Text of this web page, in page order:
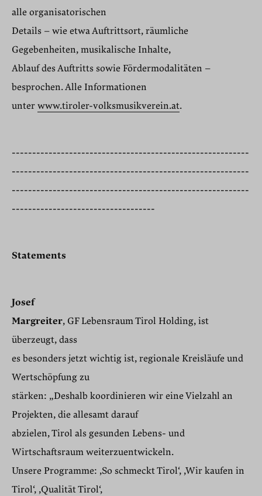
alle organisatorischen
Details – wie etwa Auftrittsort, räumliche
Gegebenheiten, musikalische Inhalte,
Ablauf des Auftritts sowie Fördermodalitäten –
besprochen. Alle Informationen
unter www.tiroler-volksmusikverein.at.
----------------------------------------------------------
----------------------------------------------------------
----------------------------------------------------------
-----------------------------------
Statements
Josef
Margreiter, GF Lebensraum Tirol Holding, ist
überzeugt, dass
es besonders jetzt wichtig ist, regionale Kreisläufe und
Wertschöpfung zu
stärken: „Deshalb koordinieren wir eine Vielzahl an
Projekten, die allesamt darauf
abzielen, Tirol als gesunden Lebens- und
Wirtschaftsraum weiterzuentwickeln.
Unsere Programme: ,So schmeckt Tirol‘, ,Wir kaufen in
Tirol‘, ,Qualität Tirol‘,